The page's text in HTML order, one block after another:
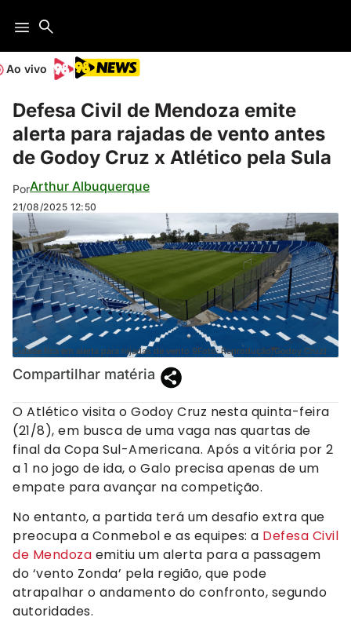
Ao vivo
Defesa Civil de Mendoza emite
alerta para rajadas de vento antes
de Godoy Cruz x Atlético pela Sula
PorArthur Albuquerque
21/08/2025 12:50
Cidade fica em alerta para rajadas de vento 9Foto: Reprodução/Godoy Cruz)
Compartilhar matéria
O Atlético visita o Godoy Cruz nesta quinta-feira
(21/8), em busca de uma vaga nas quartas de
final da Copa Sul-Americana. Após a vitória por 2
a 1 no jogo de ida, o Galo precisa apenas de um
empate para avançar na competição.
No entanto, a partida terá um desafio extra que
preocupa a Conmebol e as equipes: a Defesa Civil
de Mendoza emitiu um alerta para a passagem
do ‘vento Zonda’ pela região, que pode
atrapalhar o andamento do confronto, segundo
autoridades.